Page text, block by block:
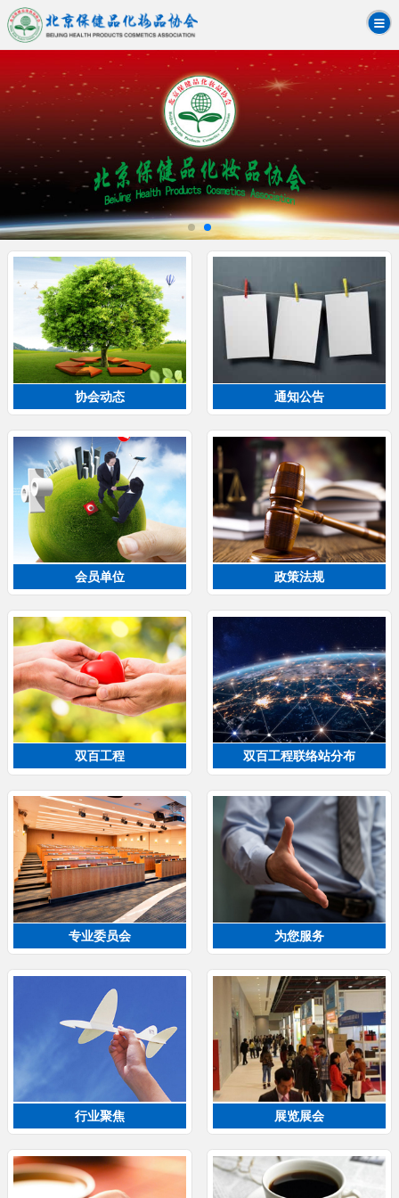
协会动态 通知公告
会员单位 政策法规
双百工程 双百工程联络站分布
专业委员会 为您服务
行业聚焦 展览展会